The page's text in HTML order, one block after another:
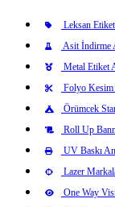
Leksan
Asit İndirme
Metal Etiket
Folyo Kesim
Örümcek
Roll Up
UV Baskı
Lazer
One Way